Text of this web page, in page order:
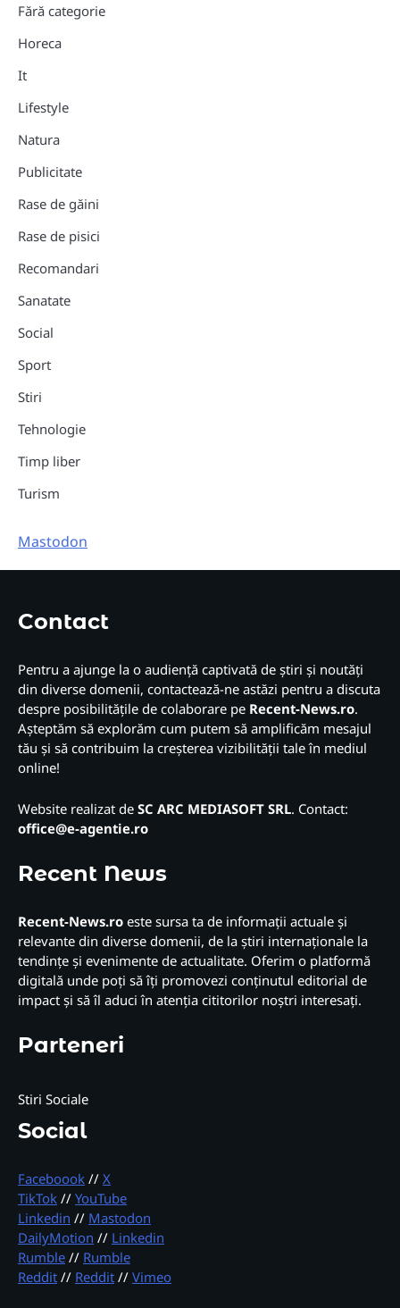
Fără categorie
Horeca
It
Lifestyle
Natura
Publicitate
Rase de găini
Rase de pisici
Recomandari
Sanatate
Social
Sport
Stiri
Tehnologie
Timp liber
Turism
Mastodon
Contact
Pentru a ajunge la o audiență captivată de știri și noutăți
din diverse domenii, contactează-ne astăzi pentru a discuta
despre posibilitățile de colaborare pe Recent-News.ro.
Așteptăm să explorăm cum putem să amplificăm mesajul
tău și să contribuim la creșterea vizibilității tale în mediul
online!
Website realizat de SC ARC MEDIASOFT SRL. Contact:
office@e-agentie.ro
Recent News
Recent-News.ro este sursa ta de informații actuale și
relevante din diverse domenii, de la știri internaționale la
tendințe și evenimente de actualitate. Oferim o platformă
digitală unde poți să îți promovezi conținutul editorial de
impact și să îl aduci în atenția cititorilor noștri interesați.
Parteneri
Stiri Sociale
Social
Faceboook // X
TikTok // YouTube
Linkedin // Mastodon
DailyMotion // Linkedin
Rumble // Rumble
Reddit // Reddit // Vimeo